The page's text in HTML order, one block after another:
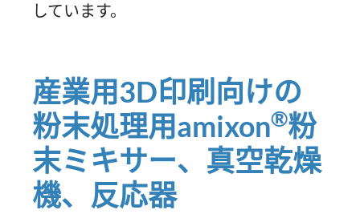
しています。
産業用3D印刷向けの
粉末処理用amixon®粉
末ミキサー、真空乾燥
機、反応器